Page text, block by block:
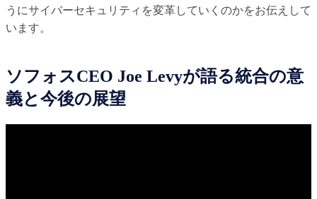
うにサイバーセキュリティを変革していくのかをお伝えして
います。
ソフォスCEO Joe Levyが語る統合の意
義と今後の展望